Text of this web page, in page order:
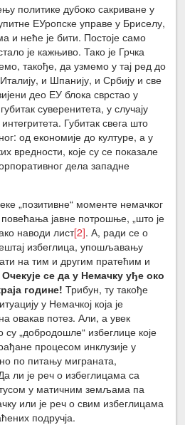
политике дубоко сакриване у
ЕУропске управе у Бриселу,
и неће је бити. Постоје само
је кажњиво. Тако је Грчка
такође, да узмемо у тај ред до
и Шпанију, и Србију и све
део ЕУ блока сврстао у
суверенитета, у случају
Губитак свега што
од економије до културе, а у
вредности, које су се показале
дела западне
„позитивне“ моменте немачког
јавне потрошње, „што је
наводи лист[2]. А, ради се о
избеглица, упошљавању
на тим и другим пратећим и
Очекује се да у Немачку уђе око
године! Трибун, ту такође
у Немачкој која је
овакав потез. Али, а увек
су „добродошле“ избеглице које
процесом инклузије у
по питању миграната,
ли је реч о избеглицама са
у матичним земљама па
или је реч о свим избеглицама
подручја.